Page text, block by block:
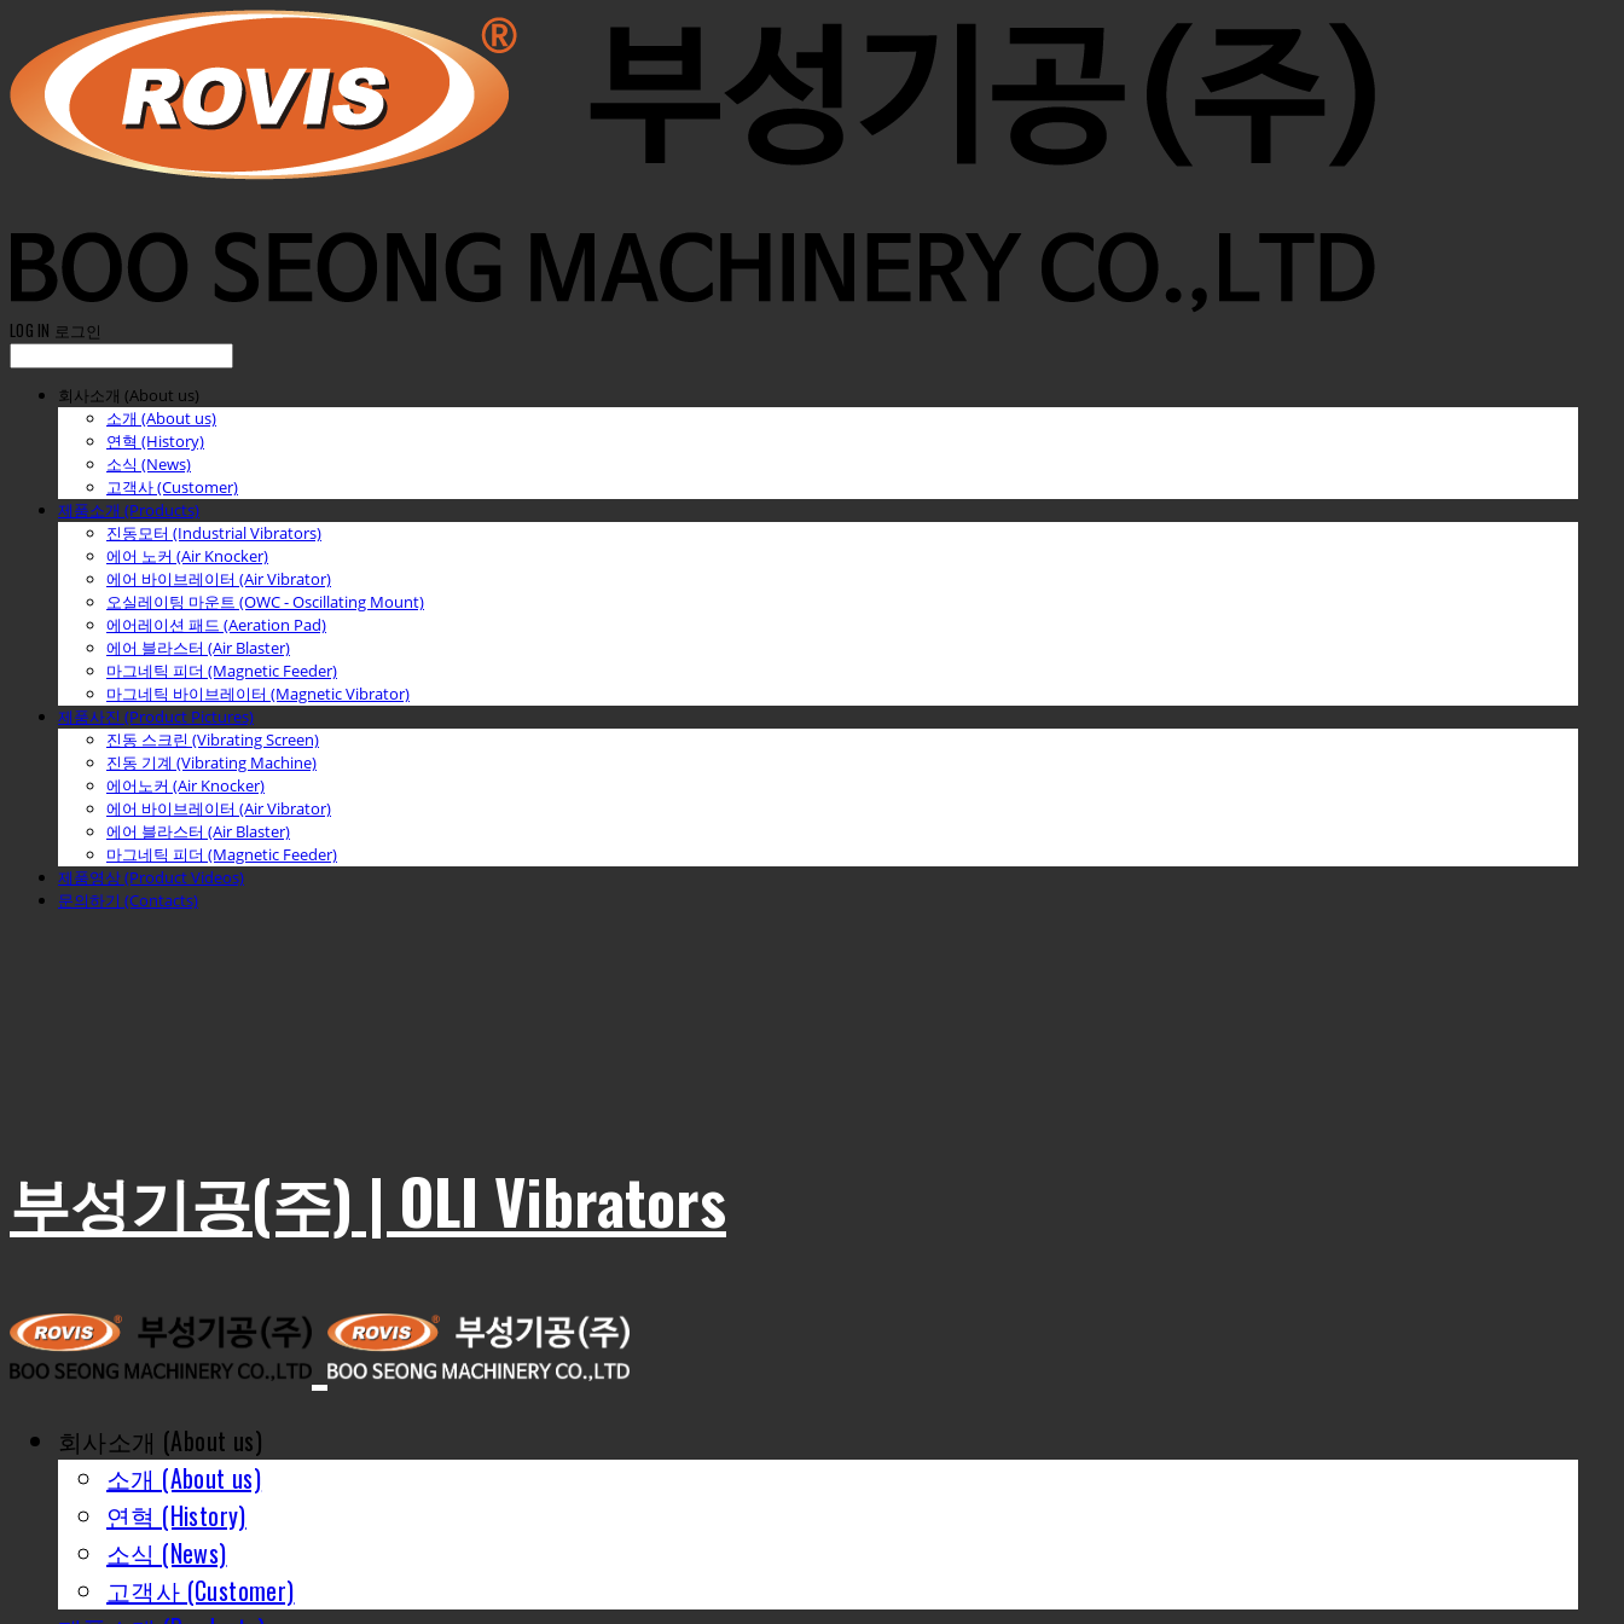
LOG IN 로그인
회사소개 (About us)
소개 (About us)
연혁 (History)
소식 (News)
고객사 (Customer)
제품소개 (Products)
진동모터 (Industrial Vibrators)
에어 노커 (Air Knocker)
에어 바이브레이터 (Air Vibrator)
오실레이팅 마운트 (OWC - Oscillating Mount)
에어레이션 패드 (Aeration Pad)
에어 블라스터 (Air Blaster)
마그네틱 피더 (Magnetic Feeder)
마그네틱 바이브레이터 (Magnetic Vibrator)
제품사진 (Product Pictures)
진동 스크린 (Vibrating Screen)
진동 기계 (Vibrating Machine)
에어노커 (Air Knocker)
에어 바이브레이터 (Air Vibrator)
에어 블라스터 (Air Blaster)
마그네틱 피더 (Magnetic Feeder)
제품영상 (Product Videos)
문의하기 (Contacts)
부성기공(주) | OLI Vibrators
회사소개 (About us)
소개 (About us)
연혁 (History)
소식 (News)
고객사 (Customer)